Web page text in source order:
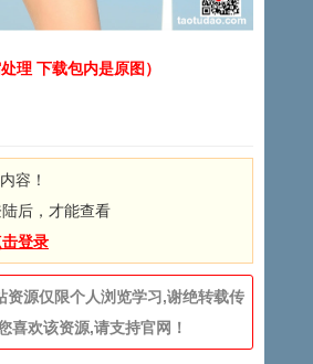
理 下载包内是原图）
容！
后，才能查看
登录
资源仅限个人浏览学习,谢绝转载传
喜欢该资源,请支持官网！